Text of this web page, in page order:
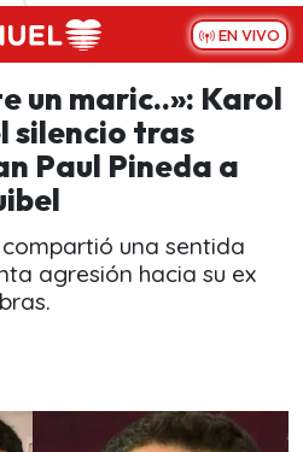
EN VIVO
un maric..»: Karol
silencio tras
Paul Pineda a
una sentida
agresión hacia su ex